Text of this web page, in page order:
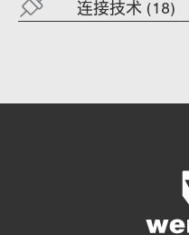
连接技术 (18)